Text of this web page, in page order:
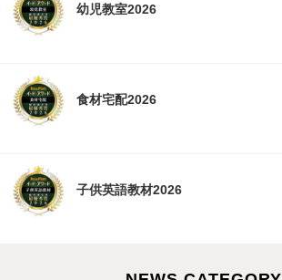
幼児教室2026
食材宅配2026
子供英語教材2026